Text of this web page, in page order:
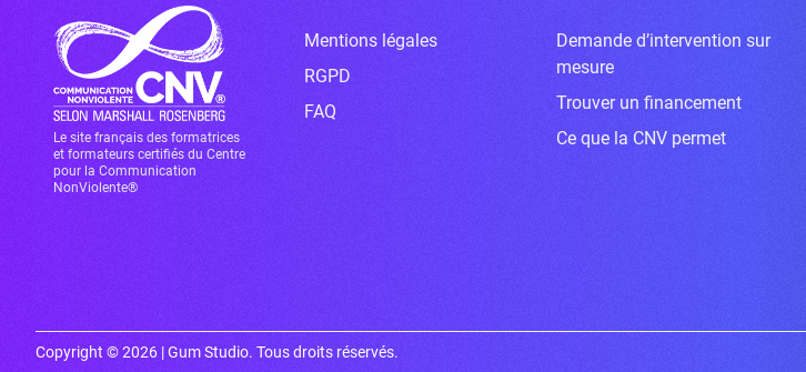
Le site français des formatrices
et formateurs certifiés du Centre
pour la Communication
NonViolente®
Mentions légales
RGPD
FAQ
Demande d’intervention sur
mesure
Trouver un financement
Ce que la CNV permet
Copyright © 2026 | Gum Studio. Tous droits réservés.